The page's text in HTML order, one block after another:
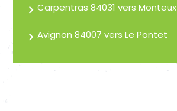
Carpentras 84031 vers Monteux
Avignon 84007 vers Le Pontet